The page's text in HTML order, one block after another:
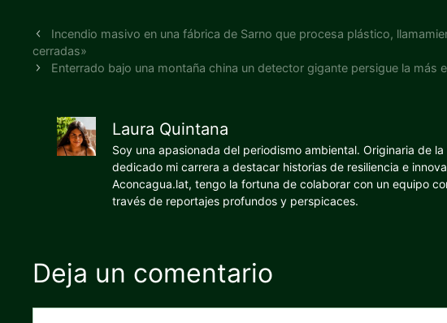
Incendio masivo en una fábrica de Sarno que procesa plástico,
cerradas»
Enterrado bajo una montaña china un detector gigante persigue la más
Laura Quintana
Soy una apasionada del periodismo ambiental. Originaria de
dedicado mi carrera a destacar historias de resiliencia e
Aconcagua.lat, tengo la fortuna de colaborar con un equipo
través de reportajes profundos y perspicaces.
Deja un comentario